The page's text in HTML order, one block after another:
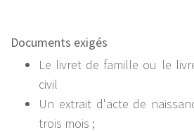
Documents exigés
Le livret de famille ou le
civil
Un extrait d'acte de
trois mois ;